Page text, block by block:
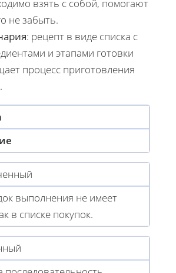
взять с собой, помогают
не забыть.
: рецепт в виде списка с
и этапами готовки
процесс приготовления
выполнения не имеет
в списке покупок.